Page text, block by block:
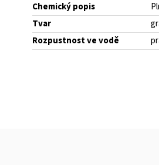
Chemický popis
Tvar
Rozpustnost ve vodě